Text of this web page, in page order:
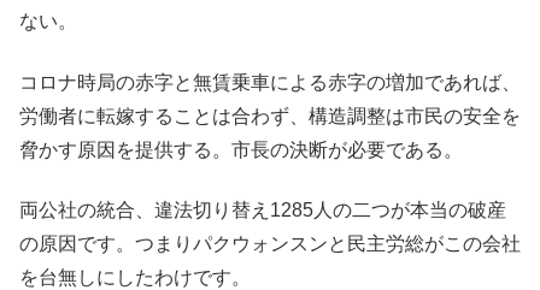
ない。
コロナ時局の赤字と無賃乗車による赤字の増加であれば、
労働者に転嫁することは合わず、構造調整は市民の安全を
脅かす原因を提供する。市長の決断が必要である。
両公社の統合、違法切り替え1285人の二つが本当の破産
の原因です。つまりパクウォンスンと民主労総がこの会社
を台無しにしたわけです。